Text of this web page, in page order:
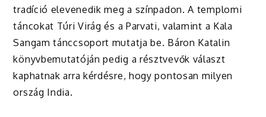
tradíció elevenedik meg a színpadon. A templomi
táncokat Túri Virág és a Parvati, valamint a Kala
Sangam tánccsoport mutatja be. Báron Katalin
könyvbemutatóján pedig a résztvevők választ
kaphatnak arra kérdésre, hogy pontosan milyen
ország India.